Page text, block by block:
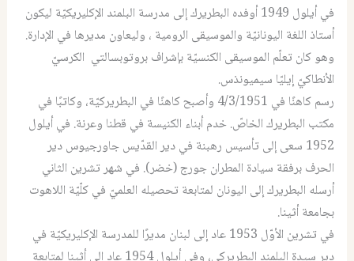
في أيلول 1949 أوفده البطريرك إلى مدرسة البلمند الإكليريكيّة ليكون
أستاذ اللغة اليونانيّة والموسيقى الرومية ، وليعاون مديرها في الإدارة.
وهو كان تعلّم الموسيقى الكنسيّة بإشراف بروتوبسالتي الكرسيّ
الأنطاكيّ إيليّا سيميونذس.
رسم كاهنًا في 4/3/1951 وأصبح كاهنًا في البطريركيّة، وكاتبًا في
مكتب البطريرك الخاصّ. خدم أبناء الكنيسة في قطنا وعرنة. في أيلول
1952 سعى إلى تأسيس رهبنة في دير القدّيس جاورجيوس دير
الحرف برفقة سيادة المطران جورج (خضر). في شهر تشرين الثاني
أرسله البطريرك إلى اليونان لمتابعة تحصيله العلميّ في كلّيّة اللاهوت
بجامعة أثينا.
في تشرين الأوّل 1953 عاد إلى لبنان مديرًا للمدرسة الإكليريكيّة في